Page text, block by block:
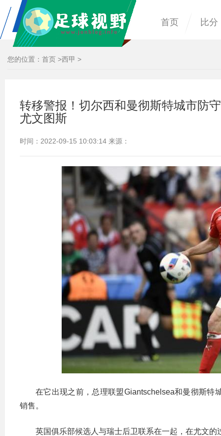
首页 比分
您的位置： 首页 >西甲 >
转移警报！切尔西和曼彻斯特城市防
尤文图斯
时间：2022-09-15 10:03:14 来源：
在它出现之前，总理联盟Giantschelsea和曼彻斯特
销售。
英国俱乐部候选人与瑞士后卫联系在一起，在尤文